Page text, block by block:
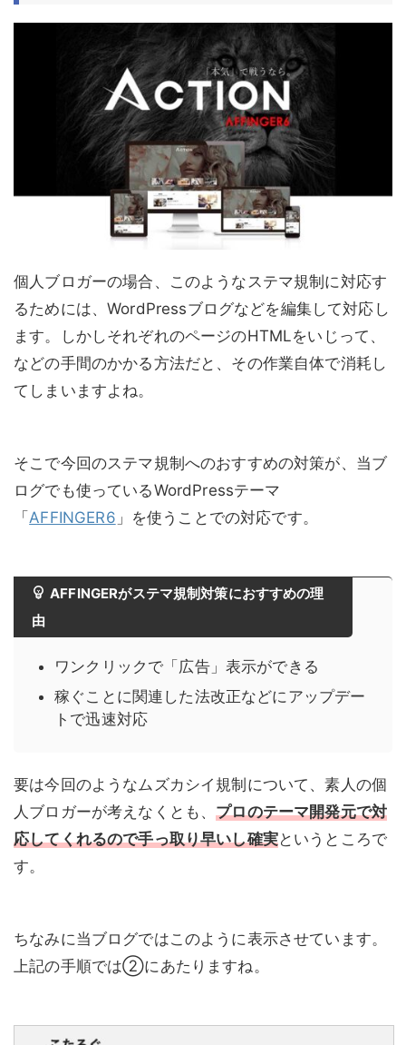
個人ブロガーの場合、このようなステマ規制に対応す
るためには、WordPressブログなどを編集して対応し
ます。しかしそれぞれのページのHTMLをいじって、
などの手間のかかる方法だと、その作業自体で消耗し
てしまいますよね。
そこで今回のステマ規制へのおすすめの対策が、当ブ
ログでも使っているWordPressテーマ
「AFFINGER6 」を使うことでの対応です。
AFFINGERがステマ規制対策におすすめの理
由
ワンクリックで「広告」表示ができる
稼ぐことに関連した法改正などにアップデー
トで迅速対応
要は今回のようなムズカシイ規制について、素人の個
人ブロガーが考えなくとも、プロのテーマ開発元で対
応してくれるので手っ取り早いし確実というところで
す。
ちなみに当ブログではこのように表示させています。
上記の手順では②にあたりますね。